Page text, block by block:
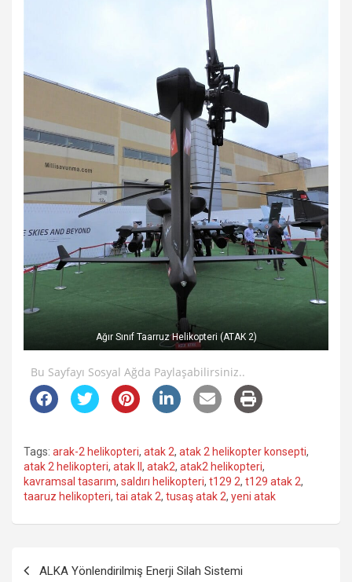
Ağır Sınıf Taarruz Helikopteri (ATAK 2)
Bu Sayfayı Sosyal Ağda Paylaşabilirsiniz..
Tags: arak-2 helikopteri, atak 2, atak 2 helikopter konsepti,
atak 2 helikopteri, atak II , atak2, atak2 helikopteri,
kavramsal tasarım, saldırı helikopteri, t129 2, t129 atak 2,
taaruz helikopteri, tai atak 2, tusaş atak 2, yeni atak
ALKA Yönlendirilmiş Enerji Silah Sistemi